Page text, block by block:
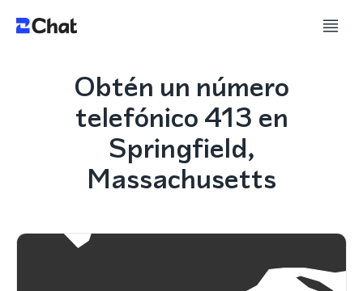
Obtén un número
telefónico 413 en
Springfield,
Massachusetts